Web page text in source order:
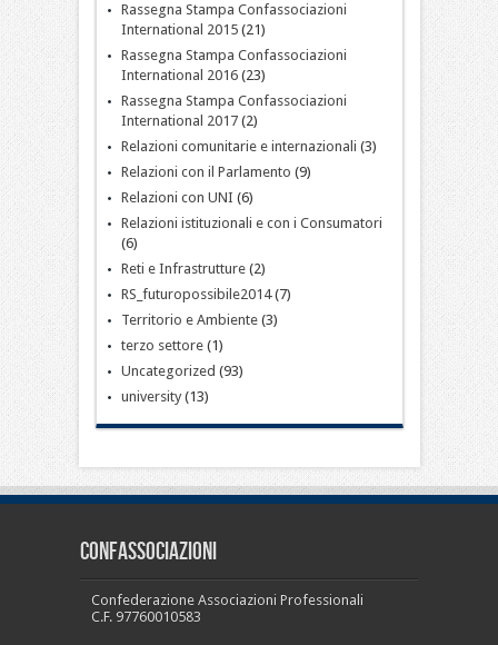
Rassegna Stampa Confassociazioni
International 2015(21)
Rassegna Stampa Confassociazioni
International 2016(23)
Rassegna Stampa Confassociazioni
International 2017(2)
Relazioni comunitarie e internazionali (3)
Relazioni con il Parlamento (9)
Relazioni con UNI (6)
Relazioni istituzionali e con i Consumatori
(6)
Reti e Infrastrutture(2)
RS_futuropossibile2014(7)
Territorio e Ambiente(3)
terzo settore(1)
Uncategorized (93)
university(13)
CONFASSOCIAZIONI
Confederazione Associazioni Professionali
C.F. 97760010583